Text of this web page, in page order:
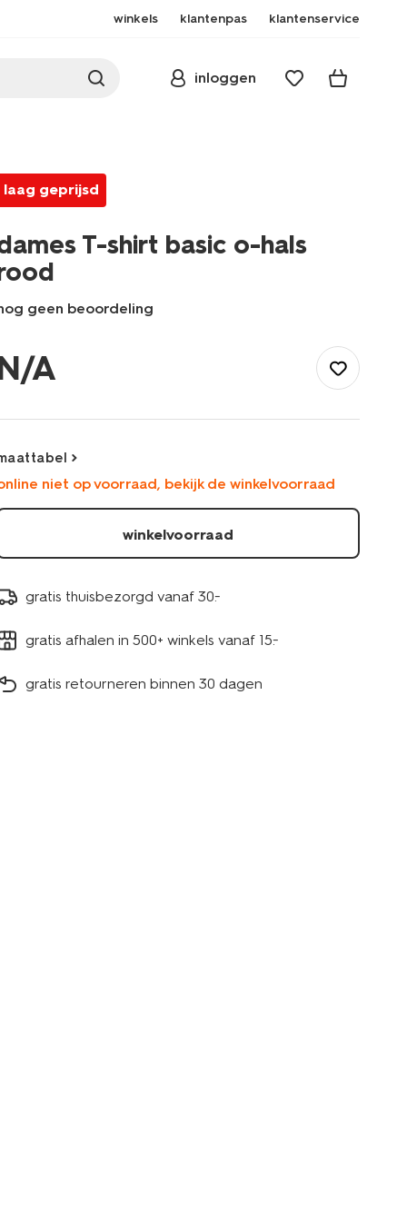
winkels klantenpas klantenservice
inloggen
laag geprijsd
T-shirt basic o-hals
geen beoordeling
tops/basics/dames-
t-
shirt-
A
niet op voorraad, bekijk de winkelvoorraad
winkelvoorraad
gratis thuisbezorgd vanaf 30.-
gratis afhalen in 500+ winkels vanaf 15.-
gratis retourneren binnen 30 dagen